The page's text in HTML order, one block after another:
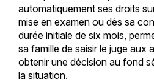
automatiquement ses droits
mise en examen ou dès sa
durée initiale de six mois,
sa famille de saisir le juge aux
obtenir une décision au fond
la situation.